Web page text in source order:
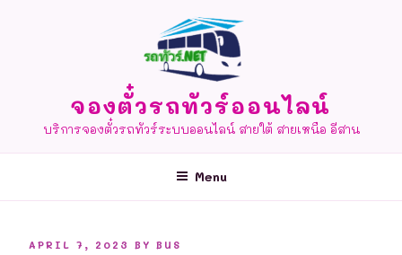
จองตั๋วรถทัวร์ออนไลน์
บริการจองตั๋วรถทัวร์ระบบออนไลน์ สายใต้ สายเหนือ อีสาน
Menu
POSTED
APRIL 7, 2023 BY BUS